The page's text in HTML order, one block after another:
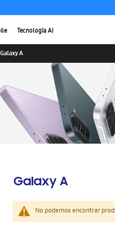
Tecnología AI
Galaxy A
Galaxy A
No podemos encontrar